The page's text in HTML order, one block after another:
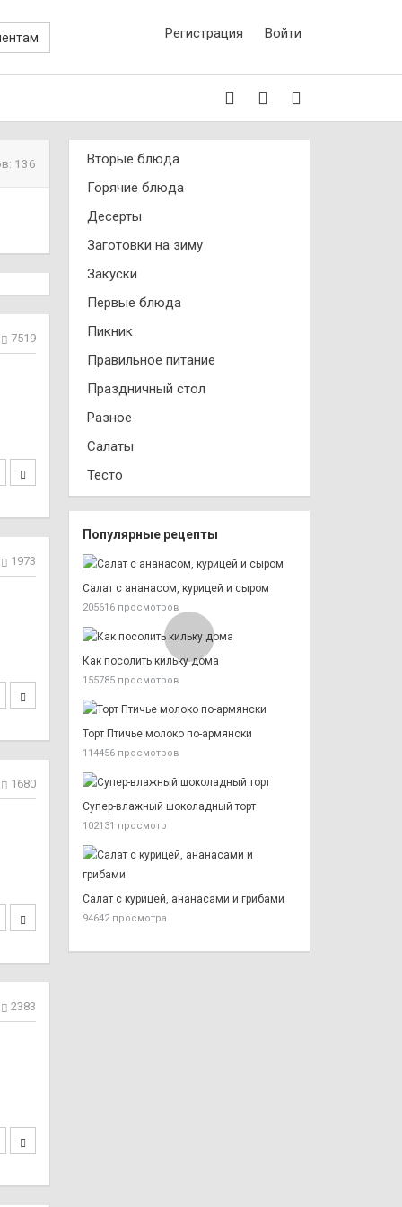
Регистрация Войти
136
7519
1973
1680
2383
Вторые блюда
Горячие блюда
Десерты
Заготовки на зиму
Закуски
Первые блюда
Пикник
Правильное питание
Праздничный стол
Разное
Салаты
Тесто
Популярные рецепты
Салат с ананасом, курицей и сыром
205616 просмотров
Как посолить кильку дома
155785 просмотров
Торт Птичье молоко по-армянски
114456 просмотров
Супер-влажный шоколадный торт
102131 просмотр
Салат с курицей, ананасами и грибами
94642 просмотра